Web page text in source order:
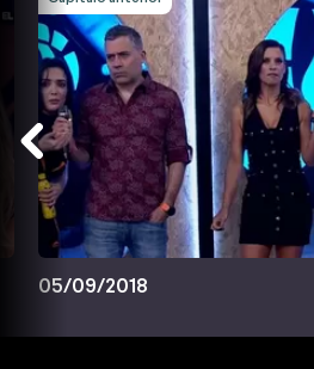
05/09/2018